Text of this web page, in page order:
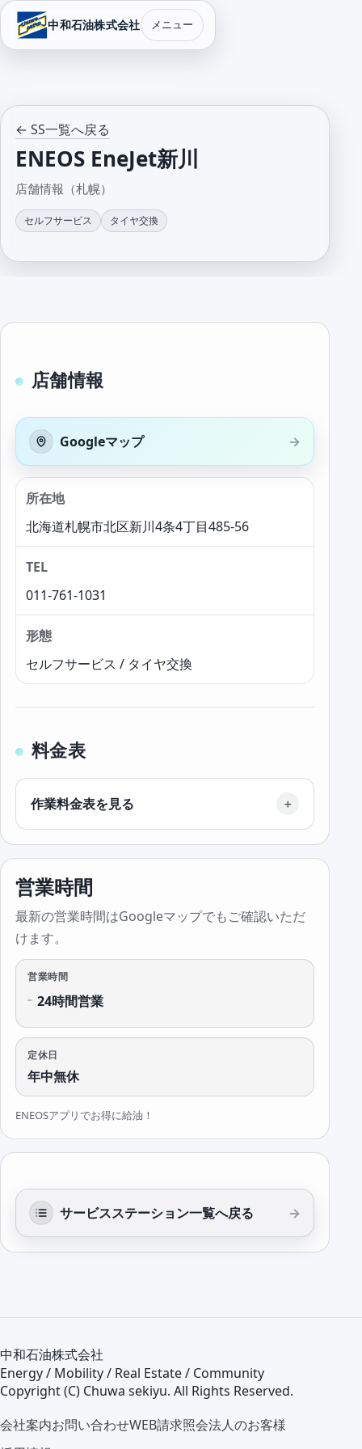
中和石油株式会社 メニュー
← SS一覧へ戻る
ENEOS EneJet新川
店舗情報（札幌）
セルフサービス タイヤ交換
店舗情報
Googleマップ
所在地
北海道札幌市北区新川4条4丁目485-56
TEL
011-761-1031
形態
セルフサービス / タイヤ交換
料金表
作業料金表を見る
営業時間
最新の営業時間はGoogleマップでもご確認いただ
けます。
営業時間
24時間営業
定休日
年中無休
ENEOSアプリでお得に給油！
サービスステーション一覧へ戻る
中和石油株式会社
Energy / Mobility / Real Estate / Community
Copyright (C) Chuwa sekiyu. All Rights Reserved.
会社案内お問い合わせWEB請求照会法人のお客様